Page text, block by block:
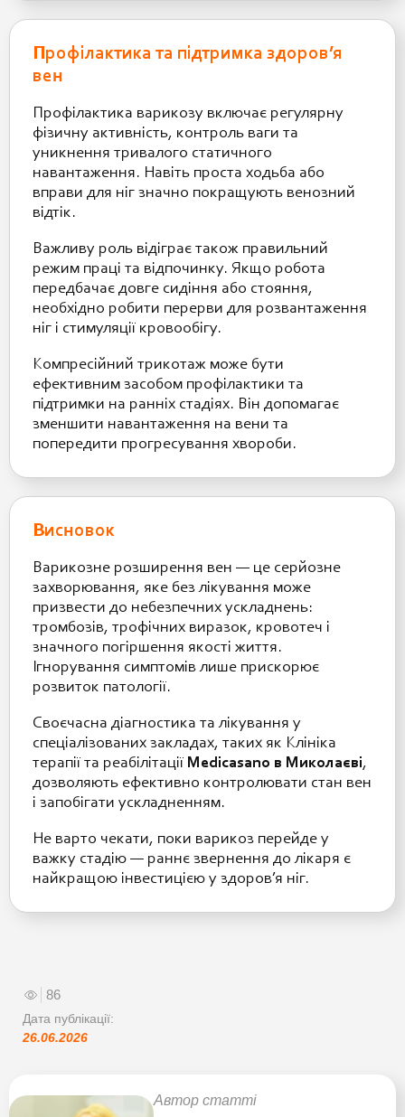
Профілактика та підтримка здоров’я
вен
Профілактика варикозу включає регулярну
фізичну активність, контроль ваги та
уникнення тривалого статичного
навантаження. Навіть проста ходьба або
вправи для ніг значно покращують венозний
відтік.
Важливу роль відіграє також правильний
режим праці та відпочинку. Якщо робота
передбачає довге сидіння або стояння,
необхідно робити перерви для розвантаження
ніг і стимуляції кровообігу.
Компресійний трикотаж може бути
ефективним засобом профілактики та
підтримки на ранніх стадіях. Він допомагає
зменшити навантаження на вени та
попередити прогресування хвороби.
Висновок
Варикозне розширення вен — це серйозне
захворювання, яке без лікування може
призвести до небезпечних ускладнень:
тромбозів, трофічних виразок, кровотеч і
значного погіршення якості життя.
Ігнорування симптомів лише прискорює
розвиток патології.
Своєчасна діагностика та лікування у
спеціалізованих закладах, таких як Клініка
терапії та реабілітації Medicasano в Миколаєві,
дозволяють ефективно контролювати стан вен
і запобігати ускладненням.
Не варто чекати, поки варикоз перейде у
важку стадію — раннє звернення до лікаря є
найкращою інвестицією у здоров’я ніг.
86
Дата публікації:
26.06.2026
Автор статті